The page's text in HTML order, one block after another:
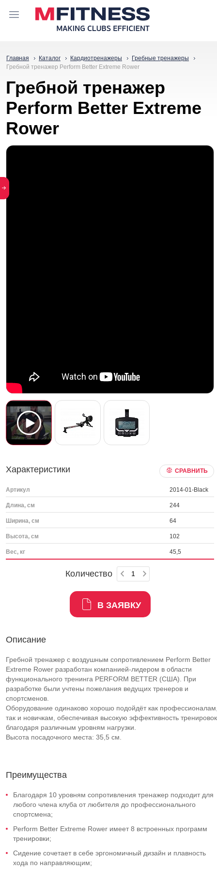
Главная Каталог Кардиотренажеры
Гребные тренажеры
Гребной тренажер Perform Better Extreme Rower
Гребной тренажер
Perform Better Extreme
Rower
Характеристики СРАВНИТЬ
Артикул 2014-01-Black
Длина, см 244
Ширина, см 64
Высота, см 102
Вес, кг 45,5
Количество
В ЗАЯВКУ
Описание
Гребной тренажер с воздушным сопротивлением Perform Better
Extreme Rower разработан компанией-лидером в области
функционального тренинга PERFORM BETTER (США). При
разработке были учтены пожелания ведущих тренеров и
спортсменов.
Оборудование одинаково хорошо подойдёт как
так и новичкам, обеспечивая высокую эффективность тренировок
благодаря различным уровням нагрузки.
Высота посадочного места: 35,5 см.
Преимущества
Благодаря 10 уровням сопротивления тренажер подходит для
любого члена клуба от любителя до профессионального
спортсмена;
Perform Better Extreme Rower имеет 8 встроенных программ
тренировки;
Сидение сочетает в себе эргономичный дизайн и плавность
хода по направляющим;